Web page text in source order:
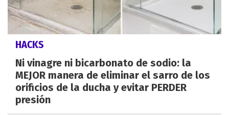
HACKS
Ni vinagre ni bicarbonato de sodio: la
MEJOR manera de eliminar el sarro de los
orificios de la ducha y evitar PERDER
presión